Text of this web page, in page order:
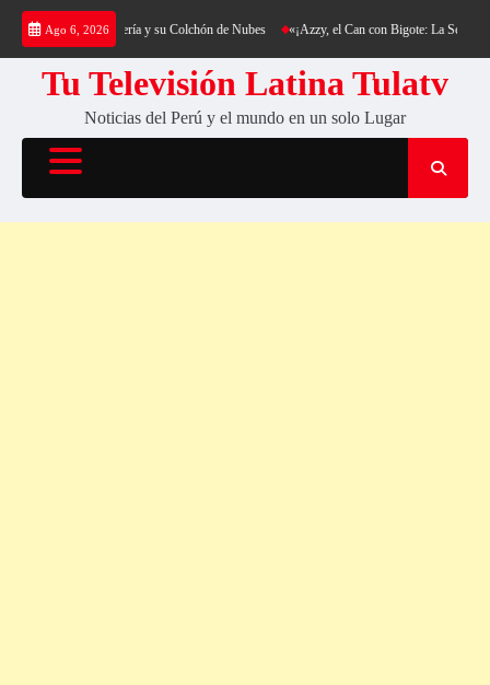
Saltar
contenido
Ago 6, 2026
al Cerro Cantería y su Colchón de Nubes «¡Azzy, el Can con Bigote: La Sensación
Tu Televisión Latina Tulatv
Noticias del Perú y el mundo en un solo Lugar